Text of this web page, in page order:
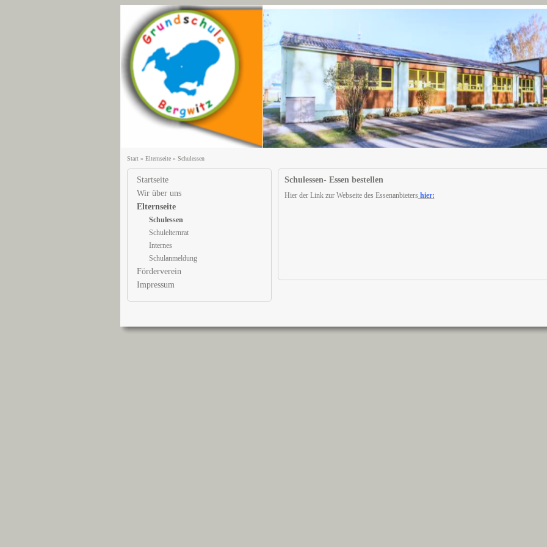
Start» Elternseite» Schulessen
Startseite
Wir über uns
Elternseite
Schulessen
Schulelternrat
Internes
Schulanmeldung
Förderverein
Impressum
Schulessen- Essen bestellen
Hier der Link zur Webseite des Essenanbietershier: